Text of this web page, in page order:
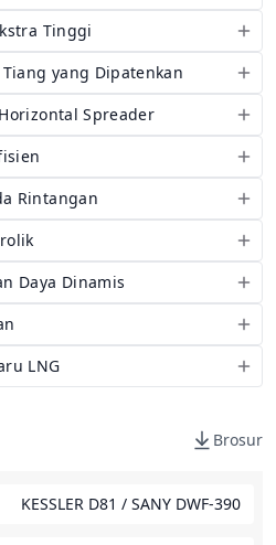
Tinggi
yang Dipatenkan
Spreader
Rintangan
Daya Dinamis
LNG
Brosur
KESSLER D81 / SANY DWF-390